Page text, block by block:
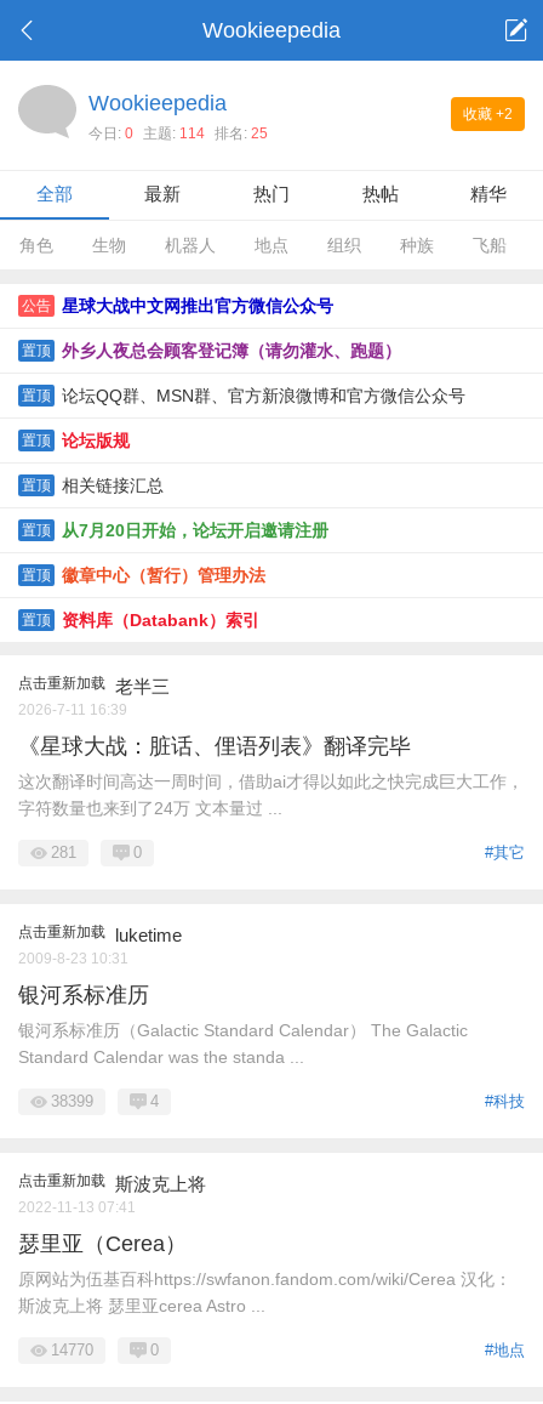
Wookieepedia
收藏 +2
Wookieepedia
今日: 0 主题: 114 排名: 25
全部 最新 热门 热帖 精华
角色 生物 机器人 地点 组织 种族 飞船
公告 星球大战中文网推出官方微信公众号
置顶 外乡人夜总会顾客登记簿（请勿灌水、跑题）
置顶 论坛QQ群、MSN群、官方新浪微博和官方微信公众号
置顶 论坛版规
置顶 相关链接汇总
置顶 从7月20日开始，论坛开启邀请注册
置顶 徽章中心（暂行）管理办法
置顶 资料库（Databank）索引
点击重新加载 老半三
2026-7-11 16:39
《星球大战：脏话、俚语列表》翻译完毕
这次翻译时间高达一周时间，借助ai才得以如此之快完成巨大工作，
字符数量也来到了24万 文本量过 ...
#其它
281 0
点击重新加载 luketime
2009-8-23 10:31
银河系标准历
银河系标准历（Galactic Standard Calendar） The Galactic
Standard Calendar was the standa ...
#科技
38399 4
点击重新加载 斯波克上将
2022-11-13 07:41
瑟里亚（Cerea）
原网站为伍基百科https://swfanon.fandom.com/wiki/Cerea 汉化：
斯波克上将 瑟里亚cerea Astro ...
#地点
14770 0